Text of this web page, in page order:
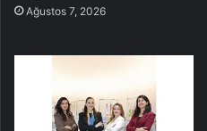
Ağustos 7, 2026